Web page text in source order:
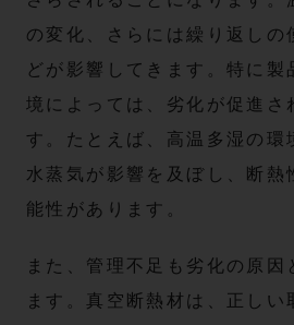
の変化、さらには繰り返しの
どが影響してきます。特に製
境によっては、劣化が促進さ
す。たとえば、高温多湿の環
水蒸気が影響を及ぼし、断熱
能性があります。
また、管理不足も劣化の原因
ます。真空断熱材は、正しい